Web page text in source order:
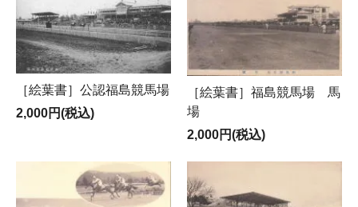
［絵葉書］公認福島競馬場
2,000円(税込)
［絵葉書］福島競馬場 馬
場
2,000円(税込)